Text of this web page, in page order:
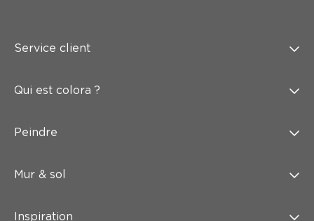
Service client
Qui est colora ?
Peindre
Mur & sol
Inspiration